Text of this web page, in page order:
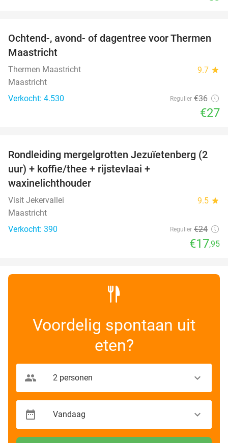
25%
Ochtend-, avond- of dagentree voor Thermen
Maastricht
Thermen Maastricht 9.7 star
Maastricht
Verkocht: 4.530
Regulier €36
€27
25%
Rondleiding mergelgrotten Jezuïetenberg (2
uur) + koffie/thee + rijstevlaai +
waxinelichthouder
Visit Jekervallei 9.5 star
Maastricht
Verkocht: 390
Regulier €24
€17,95
Voordelig spontaan uit
eten?